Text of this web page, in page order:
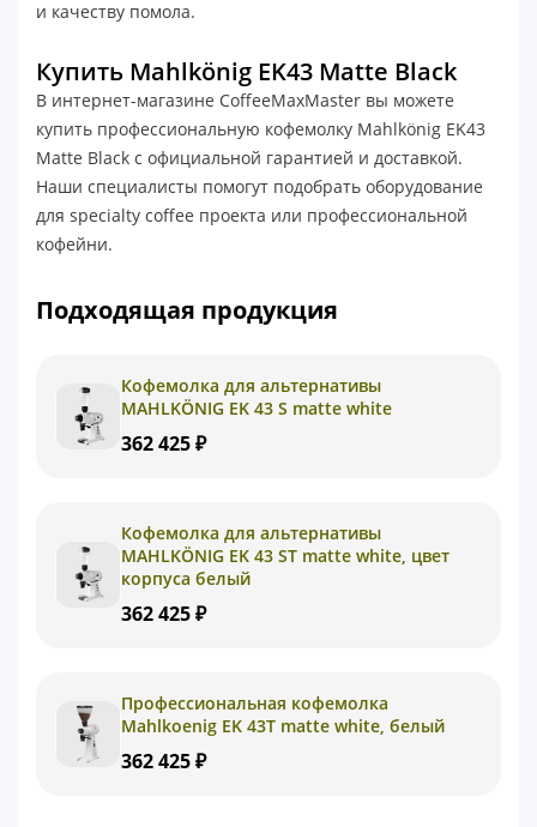
и качеству помола.
Купить Mahlkönig EK43 Matte Black
В интернет-магазине CoffeeMaxMaster вы можете
купить профессиональную кофемолку Mahlkönig EK43
Matte Black с официальной гарантией и доставкой.
Наши специалисты помогут подобрать оборудование
для specialty coffee проекта или профессиональной
кофейни.
Подходящая продукция
Кофемолка для альтернативы
MAHLKÖNIG EK 43 S matte white
362 425 ₽
Кофемолка для альтернативы
MAHLKÖNIG EK 43 ST matte white, цвет
корпуса белый
362 425 ₽
Профессиональная кофемолка
Mahlkoenig EK 43T matte white, белый
362 425 ₽